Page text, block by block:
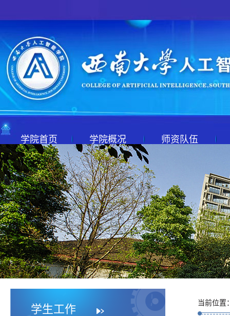
学院首页 学院概况 师资队伍
学生工作 当前位置